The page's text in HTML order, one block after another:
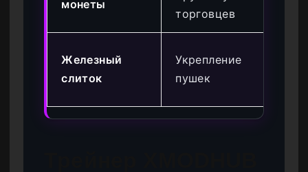
монеты
торговцев
Железный
слиток
Укрепление
пушек